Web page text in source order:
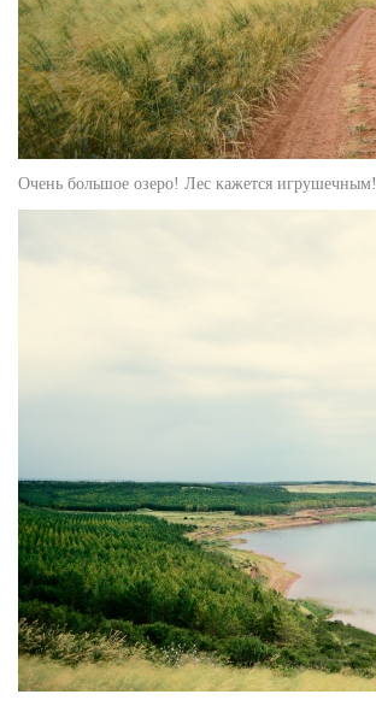
Очень большое озеро! Лес кажется игрушечным!